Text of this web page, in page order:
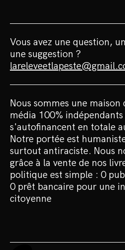
Vous avez une question,
une suggestion ?
Nous sommes une
média 100%
s'autofinancent en totale
Notre portée est
surtout antiraciste. Nous
grâce à la vente de nos
politique est simple : 0
0 prêt bancaire pour une
citoyenne